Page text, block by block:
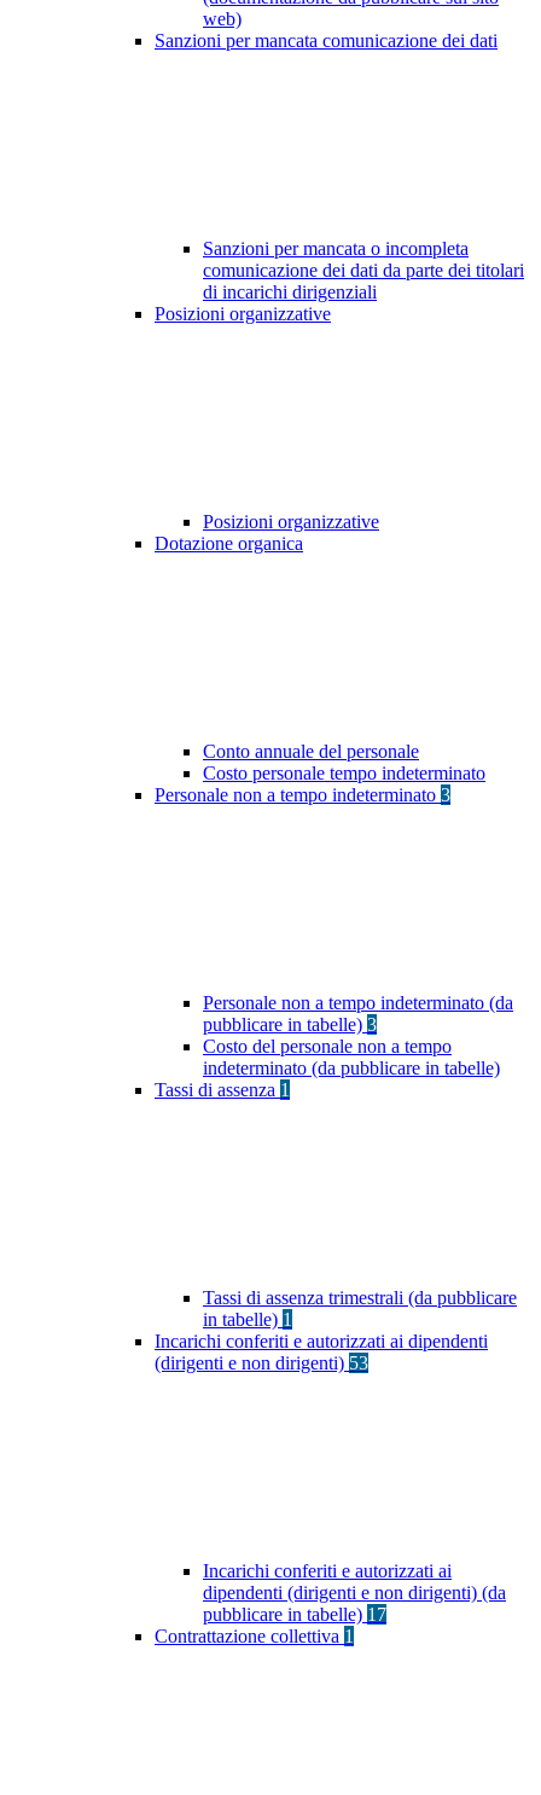
web)
Sanzioni per mancata comunicazione dei dati
Sanzioni per mancata o incompleta
comunicazione dei dati da parte dei titolari
di incarichi dirigenziali
Posizioni organizzative
Posizioni organizzative
Dotazione organica
Conto annuale del personale
Costo personale tempo indeterminato
Personale non a tempo indeterminato 3
Personale non a tempo indeterminato (da
pubblicare in tabelle) 3
Costo del personale non a tempo
indeterminato (da pubblicare in tabelle)
Tassi di assenza 1
Tassi di assenza trimestrali (da pubblicare
in tabelle) 1
Incarichi conferiti e autorizzati ai dipendenti
(dirigenti e non dirigenti) 53
Incarichi conferiti e autorizzati ai
dipendenti (dirigenti e non dirigenti) (da
pubblicare in tabelle) 17
Contrattazione collettiva 1